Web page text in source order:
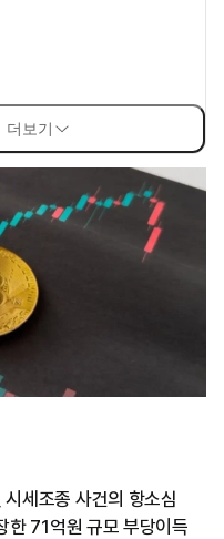
더보기
세조종 사건의 항소심
한 71억원 규모 부당이득